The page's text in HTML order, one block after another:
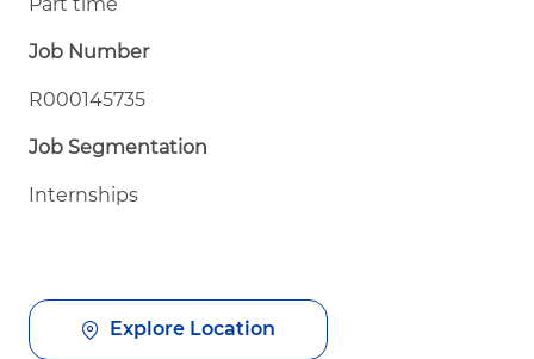
Job Number
R000145735
Job Segmentation
Internships
Explore Location